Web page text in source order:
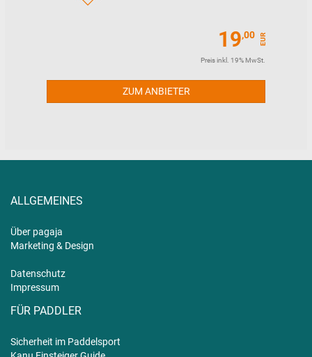
19,00 EUR
Preis inkl. 19% MwSt.
ZUM ANBIETER
ALLGEMEINES
Über pagaja
Marketing & Design
Datenschutz
Impressum
FÜR PADDLER
Sicherheit im Paddelsport